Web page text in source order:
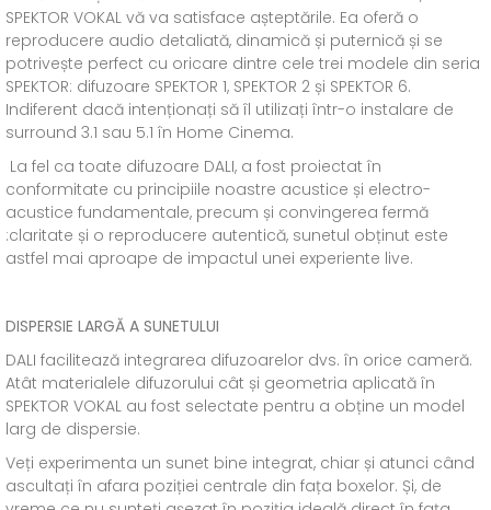
SPEKTOR VOKAL vă va satisface așteptările. Ea oferă o
reproducere audio detaliată, dinamică și puternică și se
potrivește perfect cu oricare dintre cele trei modele din seria
SPEKTOR: difuzoare SPEKTOR 1, SPEKTOR 2 și SPEKTOR 6.
Indiferent dacă intenționați să îl utilizați într-o instalare de
surround 3.1 sau 5.1 în Home Cinema.
La fel ca toate difuzoare DALI, a fost proiectat în
conformitate cu principiile noastre acustice și electro-
acustice fundamentale, precum și convingerea fermă
:claritate și o reproducere autentică, sunetul obținut este
astfel mai aproape de impactul unei experiente live.
DISPERSIE LARGĂ A SUNETULUI
DALI facilitează integrarea difuzoarelor dvs. în orice cameră.
Atât materialele difuzorului cât și geometria aplicată în
SPEKTOR VOKAL au fost selectate pentru a obține un model
larg de dispersie.
Veți experimenta un sunet bine integrat, chiar și atunci când
ascultați în afara poziției centrale din fața boxelor. Și, de